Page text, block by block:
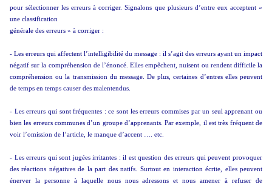
pour sélectionner les erreurs à corriger. Signalons que plusieurs d’entre eux acceptent «
une classification
générale des erreurs » à corriger :
- Les erreurs qui affectent l’intelligibilité du message : il s’agit des erreurs ayant un impact
négatif sur la compréhension de l’énoncé. Elles empêchent, nuisent ou rendent difficile la
compréhension ou la transmission du message. De plus, certaines d’entres elles peuvent
de temps en temps causer des malentendus.
- Les erreurs qui sont fréquentes : ce sont les erreurs commises par un seul apprenant ou
bien les erreurs communes d’un groupe d’apprenants. Par exemple, il est très fréquent de
voir l’omission de l’article, le manque d’accent …. etc.
- Les erreurs qui sont jugées irritantes : il est question des erreurs qui peuvent provoquer
des réactions négatives de la part des natifs. Surtout en interaction écrite, elles peuvent
énerver la personne à laquelle nous nous adressons et nous amener à refuser de